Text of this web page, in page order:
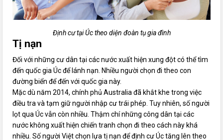
Định cư tại Úc theo diện đoàn tụ gia đình
Tị nạn
Đối với những cư dân tại các nước xuất hiện xung đột có thể tìm
đến quốc gia Úc để lánh nạn. Nhiều người chọn đi theo con
đường biển để đến với quốc gia này.
Mặc dù năm 2014, chính phủ Australia đã khắt khe trong việc
điều tra và tạm giữ người nhập cư trái phép. Tuy nhiên, số người
lọt qua Úc vẫn còn nhiều. Thậm chí những công dân tại các
nước không xuất hiện chiến tranh chọn đi theo cách này khá
nhiều. Số người Việt chọn lựa tị nạn để định cư Úc tăng lên theo